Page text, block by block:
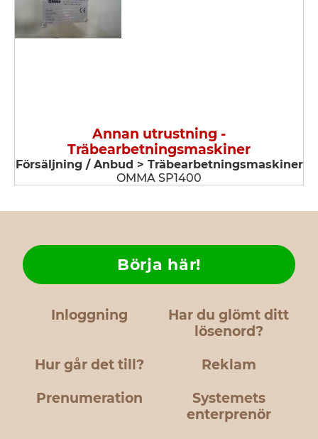
Annan utrustning -
Träbearbetningsmaskiner
Försäljning / Anbud > Träbearbetningsmaskiner
OMMA SP1400
Inloggning
Har du glömt ditt
lösenord?
Hur går det till?
Börja här!
Reklam
Prenumeration
Systemets
enterprenör